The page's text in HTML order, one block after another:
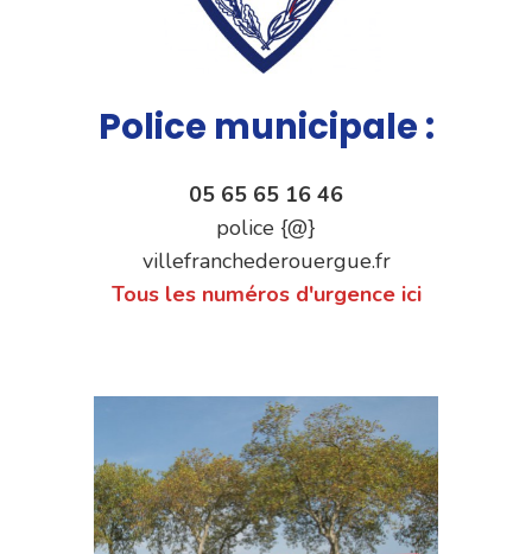
Police municipale :
05 65 65 16 46
police {@}
villefranchederouergue.fr
Tous les numéros d'urgence ici